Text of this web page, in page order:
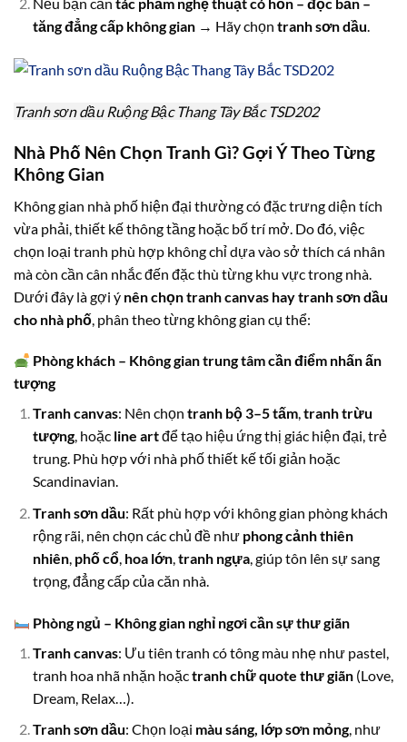
tăng đẳng cấp không gian→ Hãy chọn tranh sơn dầu.
Tranh sơn dầu Ruộng Bậc Thang Tây Bắc TSD202
Nhà Phố Nên Chọn Tranh Gì? Gợi Ý Theo Từng
Không Gian
Không gian nhà phố hiện đại thường có đặc trưng diện tích
vừa phải, thiết kế thông tầng hoặc bố trí mở. Do đó, việc
chọn loại tranh phù hợp không chỉ dựa vào sở thích cá nhân
mà còn cần cân nhắc đến đặc thù từng khu vực trong nhà.
Dưới đây là gợi ý nên chọn tranh canvas hay tranh sơn dầu
cho nhà phố , phân theo từng không gian cụ thể:
Phòng khách – Không gian trung tâm cần điểm nhấn ấn
tượng
Tranh canvas: Nên chọn tranh bộ 3–5 tấm,tranh trừu
tượng, hoặc line artđể tạo hiệu ứng thị giác hiện đại, trẻ
trung. Phù hợp với nhà phố thiết kế tối giản hoặc
Scandinavian.
Tranh sơn dầu: Rất phù hợp với không gian phòng khách
rộng rãi, nên chọn các chủ đề như phong cảnh thiên
nhiên, phố cổ, hoa lớn,tranh ngựa, giúp tôn lên sự sang
trọng, đẳng cấp của căn nhà.
Phòng ngủ – Không gian nghỉ ngơi cần sự thư giãn
Tranh canvas: Ưu tiên tranh có tông màu nhẹ như pastel,
tranh hoa nhã nhặn hoặctranh chữ quote thư giãn(Love,
Dream, Relax…).
Tranh sơn dầu: Chọn loại màu sáng, lớp sơn mỏng, như